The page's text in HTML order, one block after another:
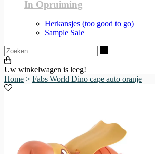
In Opruiming
Herkansjes (too good to go)
Sample Sale
Uw winkelwagen is leeg!
Home > Fabs World Dino cape auto oranje